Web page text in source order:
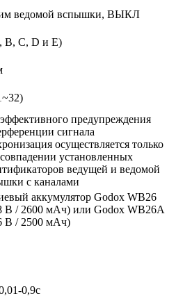
ведомой вспышки, ВЫКЛ
B, C, D и E)
предупреждения
сигнала
осуществляется только
установленных
ведущей и ведомой
с каналами
аккумулятор Godox WB26
В / 2600 мАч) или Godox WB26А
В / 2500 мАч)
0,9с